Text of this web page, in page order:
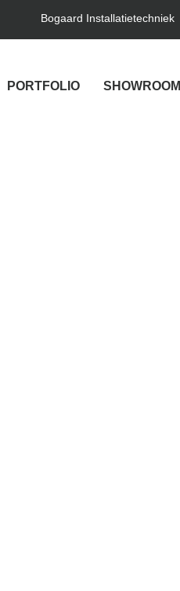
Bogaard Installatietechniek
PORTFOLIO SHOWROOM